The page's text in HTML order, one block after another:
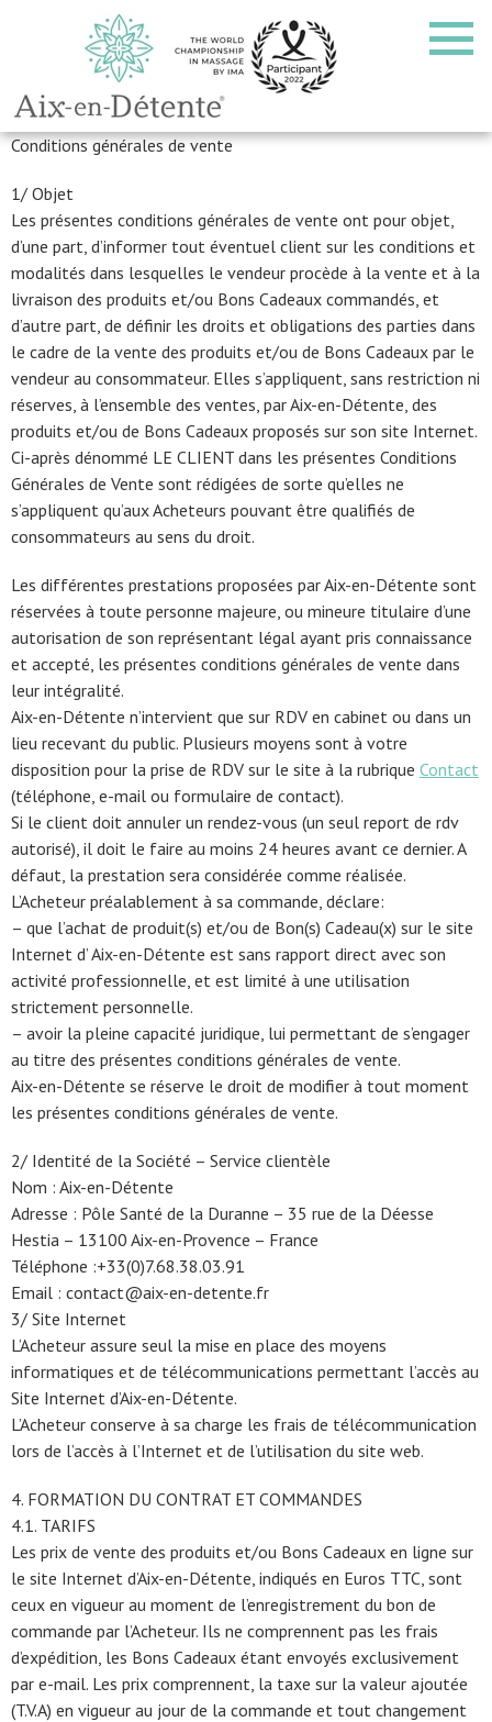
Conditions générales de vente
1/ Objet
Les présentes conditions générales de vente ont pour objet,
d’une part, d’informer tout éventuel client sur les conditions et
modalités dans lesquelles le vendeur procède à la vente et à la
livraison des produits et/ou Bons Cadeaux commandés, et
d’autre part, de définir les droits et obligations des parties dans
le cadre de la vente des produits et/ou de Bons Cadeaux par le
vendeur au consommateur. Elles s’appliquent, sans restriction ni
réserves, à l’ensemble des ventes, par Aix-en-Détente, des
produits et/ou de Bons Cadeaux proposés sur son site Internet.
Ci-après dénommé LE CLIENT dans les présentes Conditions
Générales de Vente sont rédigées de sorte qu’elles ne
s’appliquent qu’aux Acheteurs pouvant être qualifiés de
consommateurs au sens du droit.
Les différentes prestations proposées par Aix-en-Détente sont
réservées à toute personne majeure, ou mineure titulaire d’une
autorisation de son représentant légal ayant pris connaissance
et accepté, les présentes conditions générales de vente dans
leur intégralité.
Aix-en-Détente n’intervient que sur RDV en cabinet ou dans un
lieu recevant du public. Plusieurs moyens sont à votre
disposition pour la prise de RDV sur le site à la rubrique Contact
(téléphone, e-mail ou formulaire de contact).
Si le client doit annuler un rendez-vous (un seul report de rdv
autorisé), il doit le faire au moins 24 heures avant ce dernier. A
défaut, la prestation sera considérée comme réalisée.
L’Acheteur préalablement à sa commande, déclare:
– que l’achat de produit(s) et/ou de Bon(s) Cadeau(x) sur le site
Internet d’ Aix-en-Détente est sans rapport direct avec son
activité professionnelle, et est limité à une utilisation
strictement personnelle.
– avoir la pleine capacité juridique, lui permettant de s’engager
au titre des présentes conditions générales de vente.
Aix-en-Détente se réserve le droit de modifier à tout moment
les présentes conditions générales de vente.
2/ Identité de la Société – Service clientèle
Nom : Aix-en-Détente
Adresse : Pôle Santé de la Duranne – 35 rue de la Déesse
Hestia – 13100 Aix-en-Provence – France
Téléphone :+33(0)7.68.38.03.91
Email : contact@aix-en-detente.fr
3/ Site Internet
L’Acheteur assure seul la mise en place des moyens
informatiques et de télécommunications permettant l’accès au
Site Internet d’Aix-en-Détente.
L’Acheteur conserve à sa charge les frais de télécommunication
lors de l’accès à l’Internet et de l’utilisation du site web.
4. FORMATION DU CONTRAT ET COMMANDES
4.1. TARIFS
Les prix de vente des produits et/ou Bons Cadeaux en ligne sur
le site Internet d’Aix-en-Détente, indiqués en Euros TTC, sont
ceux en vigueur au moment de l’enregistrement du bon de
commande par l’Acheteur. Ils ne comprennent pas les frais
d’expédition, les Bons Cadeaux étant envoyés exclusivement
par e-mail. Les prix comprennent, la taxe sur la valeur ajoutée
(T.V.A) en vigueur au jour de la commande et tout changement